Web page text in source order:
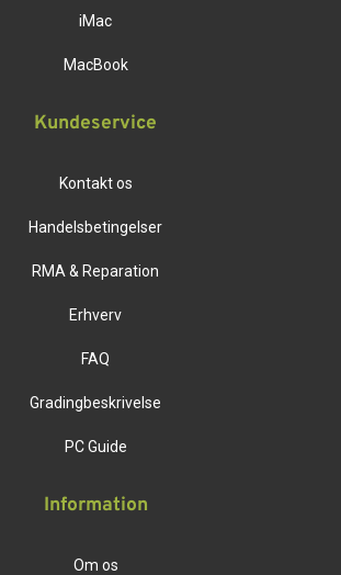
iMac
MacBook
Kundeservice
Kontakt os
Handelsbetingelser
RMA & Reparation
Erhverv
FAQ
Gradingbeskrivelse
PC Guide
Information
Om os